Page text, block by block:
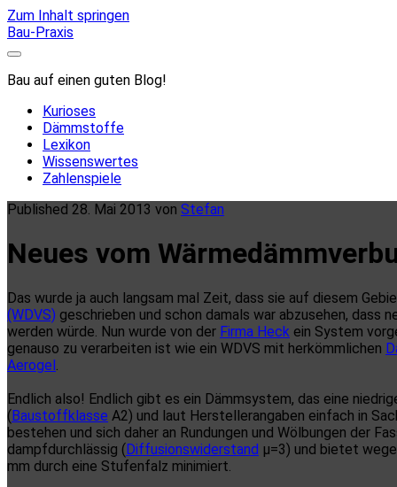
Zum Inhalt springen
Bau-Praxis
Bau auf einen guten Blog!
Kurioses
Dämmstoffe
Lexikon
Wissenswertes
Zahlenspiele
Published 28. Mai 2013 von Stefan
Neues vom
Das wurde ja auch langsam mal Zeit, dass sie auf diesem
(WDVS) geschrieben und schon damals war abzusehen,
werden würde. Nun wurde von der Firma Heck ein System
genauso zu verarbeiten ist wie ein WDVS mit herkömmlichen
Aerogel.
Endlich also! Endlich gibt es ein Dämmsystem, das eine
(Baustoffklasse A2) und laut Herstellerangaben einfach in
bestehen und sich daher an Rundungen und Wölbungen der
dampfdurchlässig (Diffusionswiderstand μ=3) und bietet
mm durch eine Stufenfalz minimiert.